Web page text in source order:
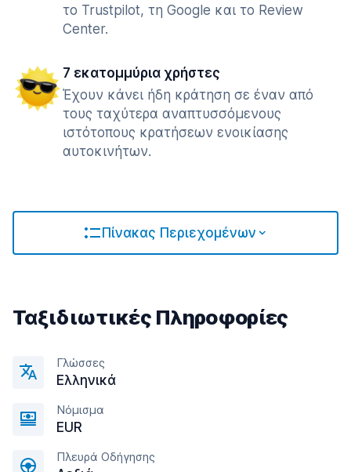
το Trustpilot, τη Google και το Review
Center.
7 εκατομμύρια χρήστες
Έχουν κάνει ήδη κράτηση σε έναν από
τους ταχύτερα αναπτυσσόμενους
ιστότοπους κρατήσεων ενοικίασης
αυτοκινήτων.
Πίνακας Περιεχομένων
Ταξιδιωτικές Πληροφορίες
Γλώσσες
Ελληνικά
Νόμισμα
EUR
Πλευρά Οδήγησης